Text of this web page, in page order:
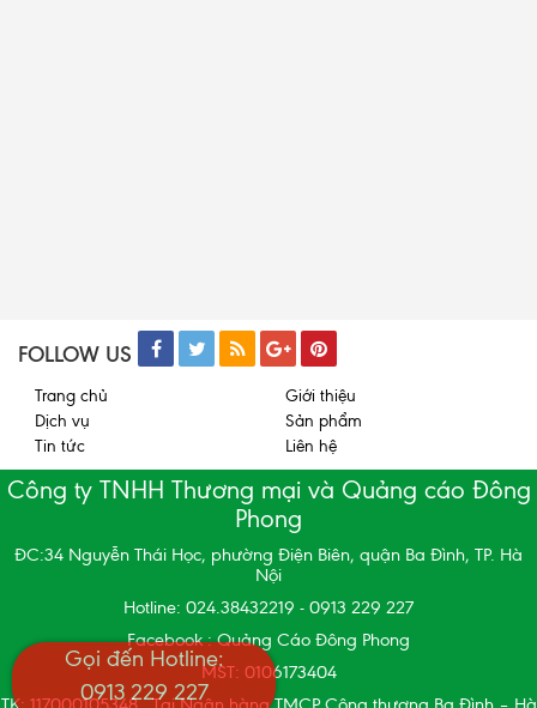
FOLLOW US
Trang chủ
Giới thiệu
Sản phẩm
Dịch vụ
Tin tức
Liên hệ
Công ty TNHH Thương mại và Quảng cáo Đông
Phong
ĐC:34 Nguyễn Thái Học, phường Điện Biên, quận Ba Đình, TP. Hà
Nội
Hotline: 024.38432219 - 0913 229 227
Facebook : Quảng Cáo Đông Phong
MST: 0106173404
Gọi đến Hotline:
0913 229 227